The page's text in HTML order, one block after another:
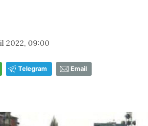
2022, 09:00
Telegram Email